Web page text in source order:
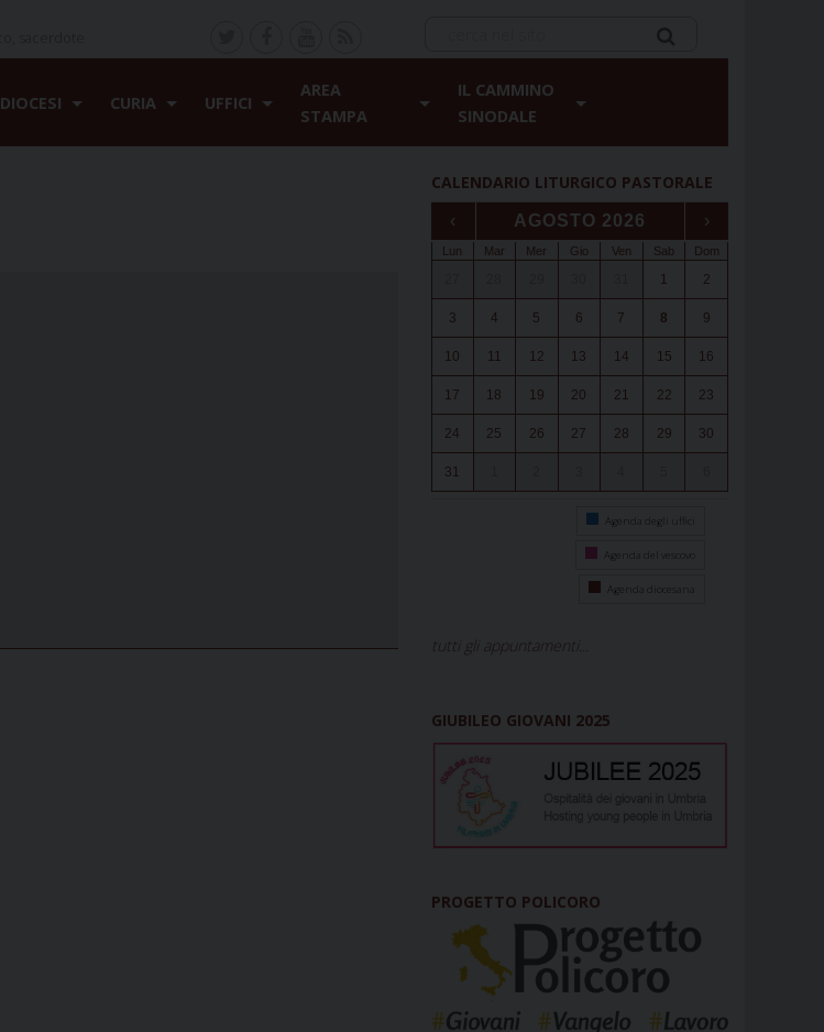
DIOCESI CURIA UFFICI
AREA
STAMPA
IL CAMMINO
SINODALE
CALENDARIO LITURGICO PASTORALE
‹ AGOSTO 2026 ›
Lun Mar Mer Gio Ven Sab Dom
1 2
3 4 5 6 7 8 9
10 11 12 13 14 15 16
17 18 19 20 21 22 23
24 25 26 27 28 29 30
31
Agenda degli uffici
Agenda del vescovo
Agenda diocesana
tutti gli appuntamenti...
GIUBILEO GIOVANI 2025
PROGETTO POLICORO